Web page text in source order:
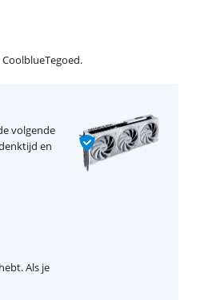
volgende
en
Als je